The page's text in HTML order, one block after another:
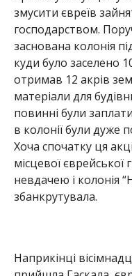
змусити євреїв
господарством.
заснована колонія
куди було заселено
отримав 12 акрів
матеріали для
повинні були
в колонії були дуже
Хоча спочатку ця
місцевої єврейської
невдачею і колонія
збанкрутувала.
Наприкінці